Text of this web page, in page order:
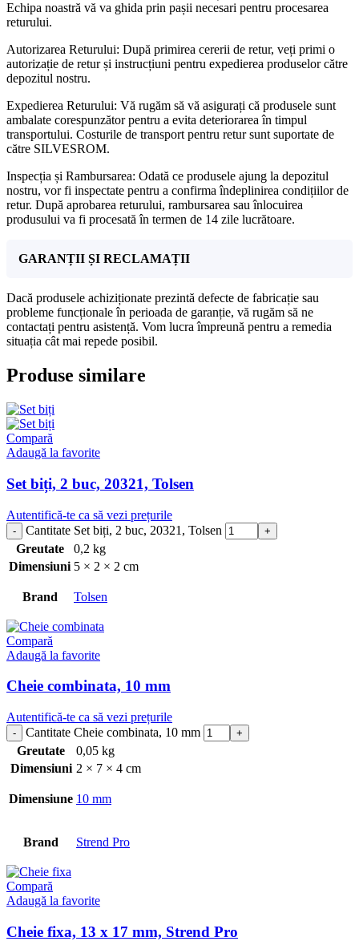
Echipa noastră vă va ghida prin pașii necesari pentru procesarea
returului.
Autorizarea Returului: După primirea cererii de retur, veți primi o
autorizație de retur și instrucțiuni pentru expedierea produselor către
depozitul nostru.
Expedierea Returului: Vă rugăm să vă asigurați că produsele sunt
ambalate corespunzător pentru a evita deteriorarea în timpul
transportului. Costurile de transport pentru retur sunt suportate de
către SILVESROM.
Inspecția și Rambursarea: Odată ce produsele ajung la depozitul
nostru, vor fi inspectate pentru a confirma îndeplinirea condițiilor de
retur. După aprobarea returului, rambursarea sau înlocuirea
produsului va fi procesată în termen de 14 zile lucrătoare.
GARANȚII ȘI RECLAMAȚII
Dacă produsele achiziționate prezintă defecte de fabricație sau
probleme funcționale în perioada de garanție, vă rugăm să ne
contactați pentru asistență. Vom lucra împreună pentru a remedia
situația cât mai repede posibil.
Produse similare
Compară
Adaugă la favorite
Set biți, 2 buc, 20321, Tolsen
Autentifică-te ca să vezi prețurile
Cantitate Set biți, 2 buc, 20321, Tolsen
Greutate
0,2 kg
Dimensiuni 5 × 2 × 2 cm
Brand Tolsen
Compară
Adaugă la favorite
Cheie combinata, 10 mm
Autentifică-te ca să vezi prețurile
Cantitate Cheie combinata, 10 mm
Greutate
0,05 kg
Dimensiuni 2 × 7 × 4 cm
Dimensiune 10 mm
Brand Strend Pro
Compară
Adaugă la favorite
Cheie fixa, 13 x 17 mm, Strend Pro